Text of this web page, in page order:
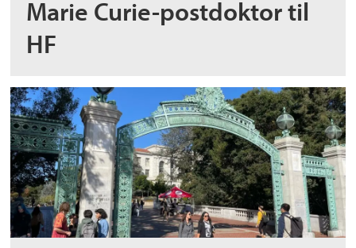
Marie Curie-postdoktor til
HF